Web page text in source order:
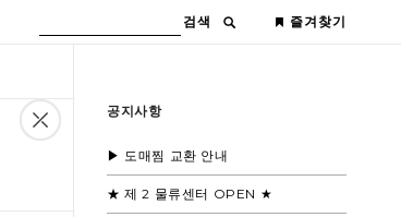
검색 즐겨찾기
공지사항
▶ 도매찜 교환 안내
★ 제 2 물류센터 OPEN ★